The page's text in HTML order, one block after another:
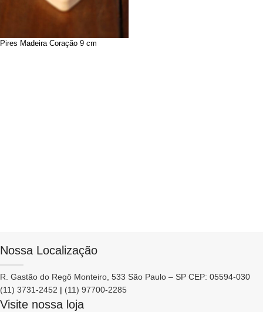
Pires Madeira Coração 9 cm
Nossa Localização
R. Gastão do Regô Monteiro, 533 São Paulo – SP CEP: 05594-030
(11) 3731-2452 | (11) 97700-2285
Visite nossa loja